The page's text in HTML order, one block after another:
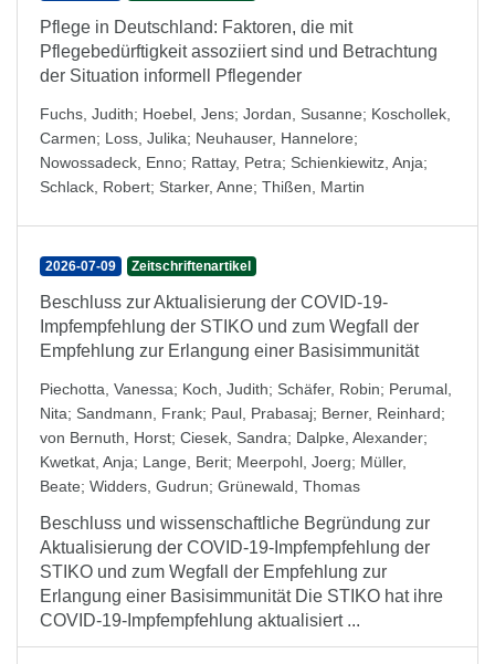
Pflege in Deutschland: Faktoren, die mit
Pflegebedürftigkeit assoziiert sind und Betrachtung
der Situation informell Pflegender
Fuchs, Judith; Hoebel, Jens; Jordan, Susanne; Koschollek,
Carmen; Loss, Julika; Neuhauser, Hannelore;
Nowossadeck, Enno; Rattay, Petra; Schienkiewitz, Anja;
Schlack, Robert; Starker, Anne; Thißen, Martin
2026-07-09 Zeitschriftenartikel
Beschluss zur Aktualisierung der COVID-19-
Impfempfehlung der STIKO und zum Wegfall der
Empfehlung zur Erlangung einer Basisimmunität
Piechotta, Vanessa; Koch, Judith; Schäfer, Robin; Perumal,
Nita; Sandmann, Frank; Paul, Prabasaj; Berner, Reinhard;
von Bernuth, Horst; Ciesek, Sandra; Dalpke, Alexander;
Kwetkat, Anja; Lange, Berit; Meerpohl, Joerg; Müller,
Beate; Widders, Gudrun; Grünewald, Thomas
Beschluss und wissenschaftliche Begründung zur
Aktualisierung der COVID-19-Impfempfehlung der
STIKO und zum Wegfall der Empfehlung zur
Erlangung einer Basisimmunität Die STIKO hat ihre
COVID-19-Impfempfehlung aktualisiert ...